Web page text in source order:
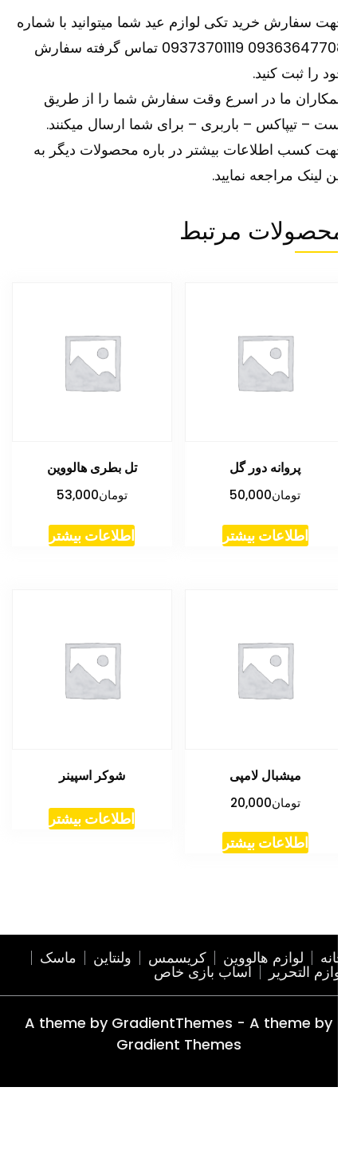
سفارش خرید تکی لوازم عید شما میتوانید با شماره
09363647708 09373701119 تماس گرفته سفارش
را ثبت کنید.
ما در اسرع وقت سفارش شما را از طریق
– تیپاکس – باربری – برای شما ارسال میکنند.
کسب اطلاعات بیشتر در باره محصولات دیگر به
لینکمراجعه نمایید.
مرتبط
پروانه دور گل
تومان50,000
اطلاعات بیشتر
تل بطری هالووین
تومان53,000
اطلاعات بیشتر
میشبال لامپی
تومان20,000
اطلاعات بیشتر
شوکر اسپینر
اطلاعات بیشتر
لوازم هالووین کریسمس ولنتاین ماسک
التحریر اساب بازی خاص
A theme by GradientThemes - A theme by
Gradient Themes